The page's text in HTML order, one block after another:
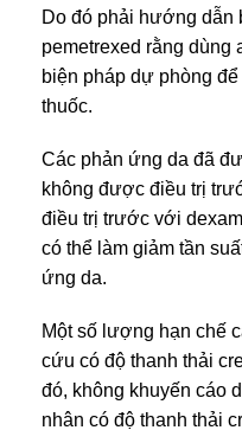
Do đó phải hướng dẫn
pemetrexed rằng dùng
biện pháp dự phòng
thuốc.
Các phản ứng da đã
không được điều trị
điều trị trước với
có thể làm giảm tần
ứng da.
Một số lượng hạn chế
cứu có độ thanh thải
đó, không khuyến cáo
nhân có độ thanh thải